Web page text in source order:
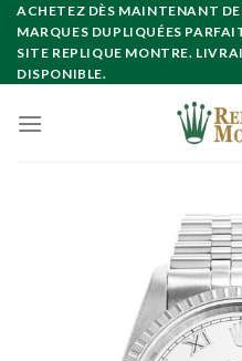
Skip
content
ACHETEZ DÈS MAINTENANT
MARQUES DUPLIQUÉES
SITE REPLIQUE MONTRE.
DISPONIBLE.